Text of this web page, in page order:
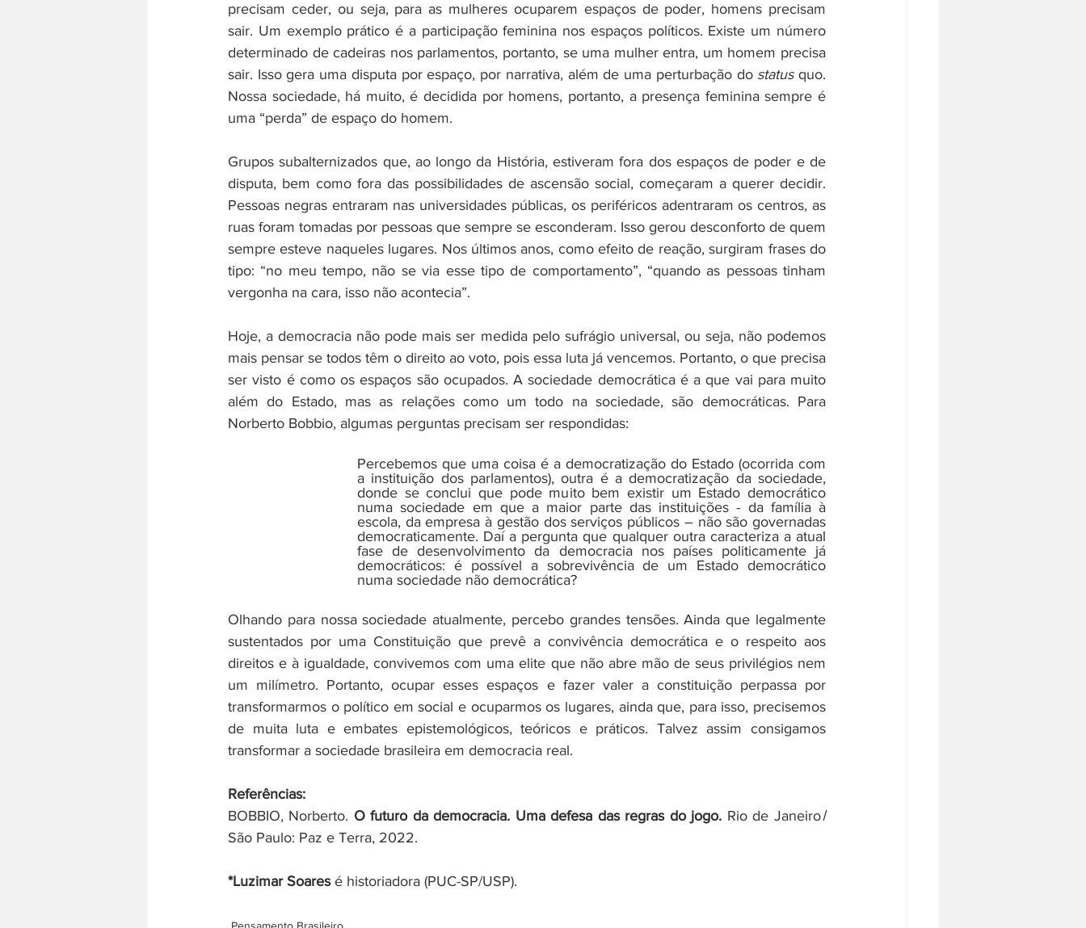
precisam ceder, ou seja, para as mulheres ocuparem espaços de poder, homens precisam
sair. Um exemplo prático é a participação feminina nos espaços políticos. Existe um número
determinado de cadeiras nos parlamentos, portanto, se uma mulher entra, um homem precisa
sair. Isso gera uma disputa por espaço, por narrativa, além de uma perturbação do status quo.
Nossa sociedade, há muito, é decidida por homens, portanto, a presença feminina sempre é
uma “perda” de espaço do homem.
Grupos subalternizados que, ao longo da História, estiveram fora dos espaços de poder e de
disputa, bem como fora das possibilidades de ascensão social, começaram a querer decidir.
Pessoas negras entraram nas universidades públicas, os periféricos adentraram os centros, as
ruas foram tomadas por pessoas que sempre se esconderam. Isso gerou desconforto de quem
sempre esteve naqueles lugares. Nos últimos anos, como efeito de reação, surgiram frases do
tipo: “no meu tempo, não se via esse tipo de comportamento”, “quando as pessoas tinham
vergonha na cara, isso não acontecia”.
Hoje, a democracia não pode mais ser medida pelo sufrágio universal, ou seja, não podemos
mais pensar se todos têm o direito ao voto, pois essa luta já vencemos. Portanto, o que precisa
ser visto é como os espaços são ocupados. A sociedade democrática é a que vai para muito
além do Estado, mas as relações como um todo na sociedade, são democráticas. Para
Norberto Bobbio, algumas perguntas precisam ser respondidas:
Percebemos que uma coisa é a democratização do Estado (ocorrida com
a instituição dos parlamentos), outra é a democratização da sociedade,
donde se conclui que pode muito bem existir um Estado democrático
numa sociedade em que a maior parte das instituições - da família à
escola, da empresa à gestão dos serviços públicos – não são governadas
democraticamente. Daí a pergunta que qualquer outra caracteriza a atual
fase de desenvolvimento da democracia nos países politicamente já
democráticos: é possível a sobrevivência de um Estado democrático
numa sociedade não democrática?
Olhando para nossa sociedade atualmente, percebo grandes tensões. Ainda que legalmente
sustentados por uma Constituição que prevê a convivência democrática e o respeito aos
direitos e à igualdade, convivemos com uma elite que não abre mão de seus privilégios nem
um milímetro. Portanto, ocupar esses espaços e fazer valer a constituição perpassa por
transformarmos o político em social e ocuparmos os lugares, ainda que, para isso, precisemos
de muita luta e embates epistemológicos, teóricos e práticos. Talvez assim consigamos
transformar a sociedade brasileira em democracia real.
Referências:
BOBBIO, Norberto. O futuro da democracia. Uma defesa das regras do jogo. Rio de Janeiro ̸
São Paulo: Paz e Terra, 2022.
*Luzimar Soares é historiadora (PUC-SP/USP).